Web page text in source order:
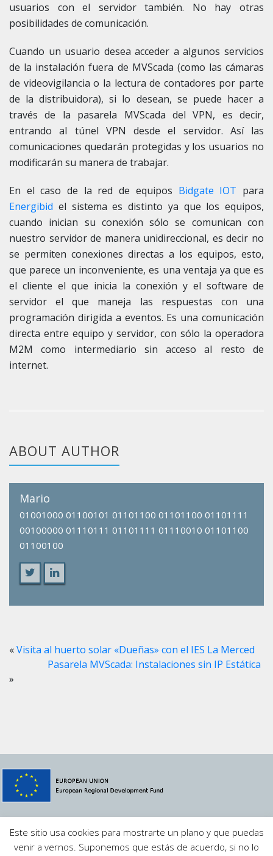
usuarios con el servidor también. No hay otras
posibilidades de comunicación.
Cuando un usuario desea acceder a algunos servicios
de la instalación fuera de MVScada (como las cámaras
de videovigilancia o la lectura de contadores por parte
de la distribuidora), si lo desean, se puede hacer a
través de la pasarela MVScada del VPN, es decir,
entrando al túnel VPN desde el servidor. Así las
comunicaciones quedarán protegidas y los usuarios no
modificarán su manera de trabajar.
En el caso de la red de equipos Bidgate IOT para
Energibid el sistema es distinto ya que los equipos,
cuando inician su conexión sólo se comunican con
nuestro servidor de manera unidireccional, es decir no
se permiten conexiones directas a los equipos, esto,
que parece un inconveniente, es una ventaja ya que es
el cliente el que inicia la conexión y el software de
servidor el que maneja las respuestas con una
programación dirigida a eventos. Es una comunicación
directa entre equipo y servidor, con sólo la operadora
M2M como intermediario sin acceso al resto de
internet.
ABOUT AUTHOR
Mario
01001000 01100101 01101100 01101100 01101111
00100000 01110111 01101111 01110010 01101100
01100100
«Visita al huerto solar «Dueñas» con el IES La Merced
Pasarela MVScada: Instalaciones sin IP Estática
»
© 2021 Megavatio Proyectos S.L.MVSCADA· Aviso Legal·
Política de Privacidad
· Contacto
Este sitio usa cookies para mostrarte un plano y que puedas
venir a vernos. Suponemos que estás de acuerdo, si no lo